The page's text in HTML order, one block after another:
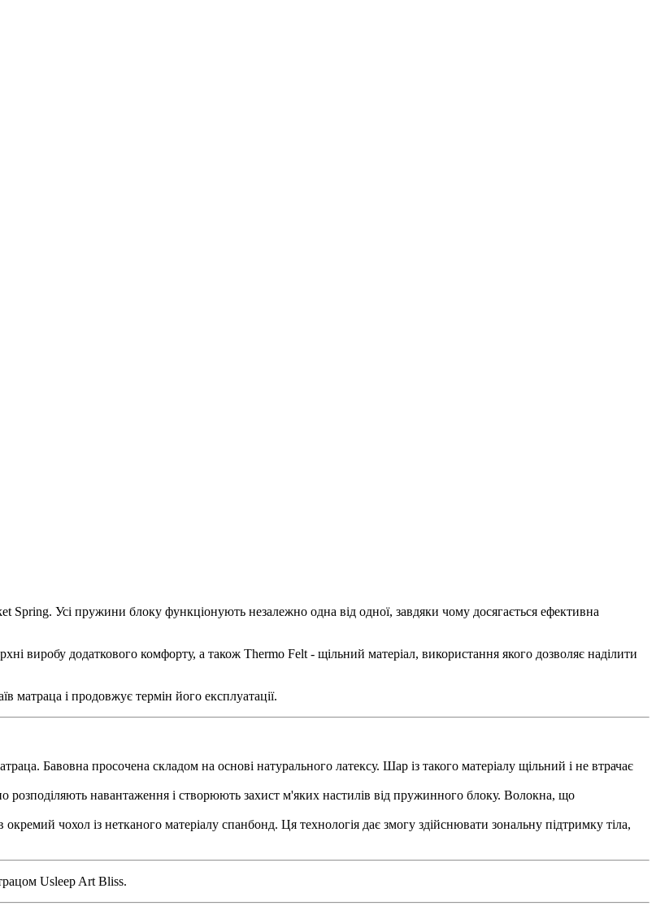
Усі пружини блоку функціонують незалежно одна від одної, завдяки чому досягається ефективна
виробу додаткового комфорту, а також Thermo Felt - щільний матеріал, використання якого дозволяє наділити
матраца і продовжує термін його експлуатації.
Бавовна просочена складом на основі натурального латексу. Шар із такого матеріалу щільний і не втрачає
розподіляють навантаження і створюють захист м'яких настилів від пружинного блоку. Волокна, що
чохол із нетканого матеріалу спанбонд. Ця технологія дає змогу здійснювати зональну підтримку тіла,
Usleep Art Bliss.